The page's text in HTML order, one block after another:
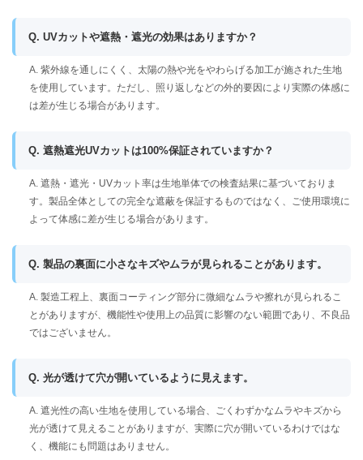
Q. UVカットや遮熱・遮光の効果はありますか？
A. 紫外線を通しにくく、太陽の熱や光をやわらげる加工が施された生地
を使用しています。ただし、照り返しなどの外的要因により実際の体感に
は差が生じる場合があります。
Q. 遮熱遮光UVカットは100%保証されていますか？
A. 遮熱・遮光・UVカット率は生地単体での検査結果に基づいておりま
す。製品全体としての完全な遮蔽を保証するものではなく、ご使用環境に
よって体感に差が生じる場合があります。
Q. 製品の裏面に小さなキズやムラが見られることがあります。
A. 製造工程上、裏面コーティング部分に微細なムラや擦れが見られるこ
とがありますが、機能性や使用上の品質に影響のない範囲であり、不良品
ではございません。
Q. 光が透けて穴が開いているように見えます。
A. 遮光性の高い生地を使用している場合、ごくわずかなムラやキズから
光が透けて見えることがありますが、実際に穴が開いているわけではな
く、機能にも問題はありません。